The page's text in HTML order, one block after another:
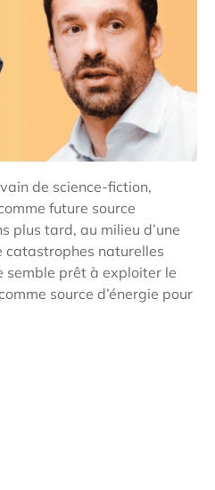
de science-fiction,
future source
plus tard, au milieu d’une
catastrophes naturelles
semble prêt à exploiter le
source d’énergie pour